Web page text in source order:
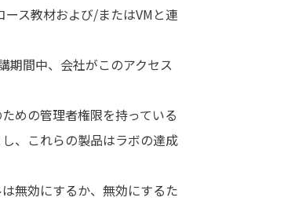
ス教材および/またはVMと連
期間中、会社がこのアクセス
めの管理者権限を持っている
、これらの製品はラボの達成
無効にするか、無効にするた